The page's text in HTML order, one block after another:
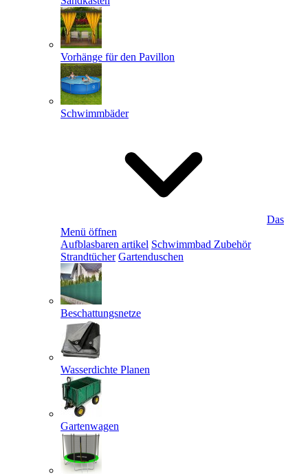
Vorhänge für den Pavillon
Schwimmbäder
Das
Menü öffnen
Aufblasbaren artikel Schwimmbad Zubehör
Strandtücher Gartenduschen
Beschattungsnetze
Wasserdichte Planen
Gartenwagen